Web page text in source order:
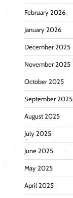
February 2026
January 2026
December 2025
November 2025
October 2025
September 2025
August 2025
July 2025
June 2025
May 2025
April 2025